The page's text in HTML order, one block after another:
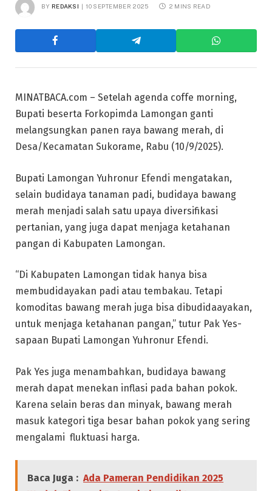
BY REDAKSI 10 SEPTEMBER 2025 2 MINS READ
MINATBACA.com – Setelah agenda coffe morning,
Bupati beserta Forkopimda Lamongan ganti
melangsungkan panen raya bawang merah, di
Desa/Kecamatan Sukorame, Rabu (10/9/2025).
Bupati Lamongan Yuhronur Efendi mengatakan,
selain budidaya tanaman padi, budidaya bawang
merah menjadi salah satu upaya diversifikasi
pertanian, yang juga dapat menjaga ketahanan
pangan di Kabupaten Lamongan.
“Di Kabupaten Lamongan tidak hanya bisa
membudidayakan padi atau tembakau. Tetapi
komoditas bawang merah juga bisa dibudidaayakan,
untuk menjaga ketahanan pangan,” tutur Pak Yes-
sapaan Bupati Lamongan Yuhronur Efendi.
Pak Yes juga menambahkan, budidaya bawang
merah dapat menekan inflasi pada bahan pokok.
Karena selain beras dan minyak, bawang merah
masuk kategori tiga besar bahan pokok yang sering
mengalami fluktuasi harga.
Baca Juga : Ada Pameran Pendidikan 2025